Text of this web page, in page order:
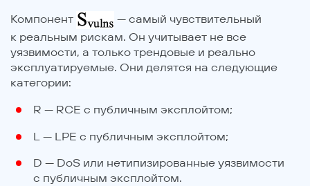
Компонент
— самый чувствительный
к реальным рискам. Он учитывает не все
уязвимости, а только трендовые и реально
эксплуатируемые. Они делятся на следующие
категории:
R — RCE с публичным эксплойтом;
L — LPE с публичным эксплойтом;
D — DoS или нетипизированные уязвимости
с публичным эксплойтом.